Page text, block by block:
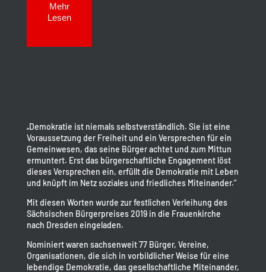
Mehr
Lesen
„Demokratie ist niemals selbstverständlich. Sie ist eine
Voraussetzung der Freiheit und ein Versprechen für ein
Gemeinwesen, das seine Bürger achtet und zum Mittun
ermuntert. Erst das bürgerschaftliche Engagement löst
dieses Versprechen ein, erfüllt die Demokratie mit Leben
und knüpft im Netz soziales und friedliches Miteinander.“
Mit diesen Worten wurde zur festlichen Verleihung des
Sächsischen Bürgerpreises 2019 in die Frauenkirche
nach Dresden eingeladen.
Nominiert waren sachsenweit 77 Bürger, Vereine,
Organisationen, die sich in vorbildlicher Weise für eine
lebendige Demokratie, das gesellschaftliche Miteinander,